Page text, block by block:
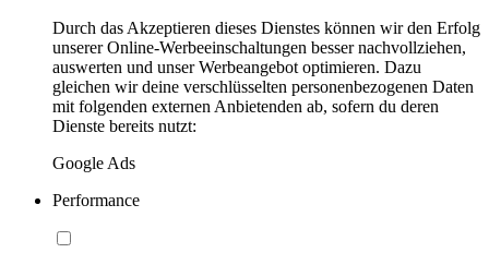
Durch das Akzeptieren dieses Dienstes können wir den Erfolg
unserer Online-Werbeeinschaltungen besser nachvollziehen,
auswerten und unser Werbeangebot optimieren. Dazu
gleichen wir deine verschlüsselten personenbezogenen Daten
mit folgenden externen Anbietenden ab, sofern du deren
Dienste bereits nutzt:
Google Ads
Performance